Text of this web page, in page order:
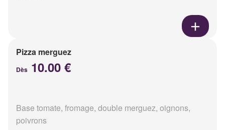
Pizza merguez
Dès 10.00 €
Base tomate, fromage, double merguez, oignons,
poivrons